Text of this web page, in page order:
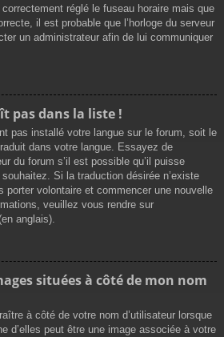
réglé le fuseau horaire mais que
il est probable que l’horloge du serveur
un administrateur afin de lui communiquer
pas dans la liste !
pas installé votre langue sur le forum, soit le
dans votre langue. Essayez de
du forum s’il est possible qu’il puisse
Si la traduction désirée n’existe
porter volontaire et commencer une nouvelle
veuillez vous rendre sur
anglais).
situées à côté de mon nom
à côté de votre nom d’utilisateur lorsque
d’elles peut être une image associée à votre